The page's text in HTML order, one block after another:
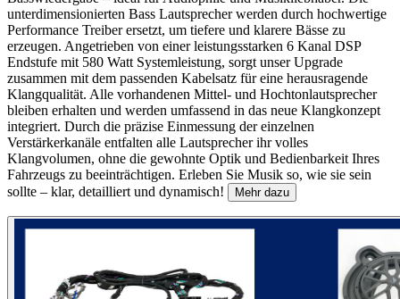
unterdimensionierten Bass Lautsprecher werden durch hochwertige
Performance Treiber ersetzt, um tiefere und klarere Bässe zu
erzeugen. Angetrieben von einer leistungsstarken 6 Kanal DSP
Endstufe mit 580 Watt Systemleistung, sorgt unser Upgrade
zusammen mit dem passenden Kabelsatz für eine herausragende
Klangqualität. Alle vorhandenen Mittel- und Hochtonlautsprecher
bleiben erhalten und werden umfassend in das neue Klangkonzept
integriert. Durch die präzise Einmessung der einzelnen
Verstärkerkanäle entfalten alle Lautsprecher ihr volles
Klangvolumen, ohne die gewohnte Optik und Bedienbarkeit Ihres
Fahrzeugs zu beeinträchtigen. Erleben Sie Musik so, wie sie sein
sollte – klar, detailliert und dynamisch!
Mehr dazu